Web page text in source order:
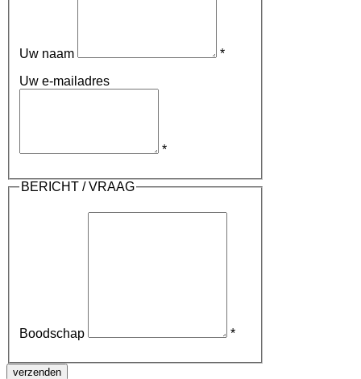
Uw naam
*
Uw e-mailadres
*
BERICHT / VRAAG
Boodschap *
verzenden